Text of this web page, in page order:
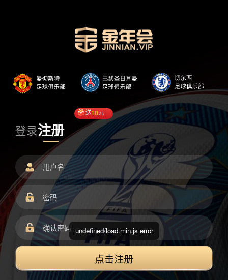
登录注册
送18元
点击注册
undefined/load.min.js error